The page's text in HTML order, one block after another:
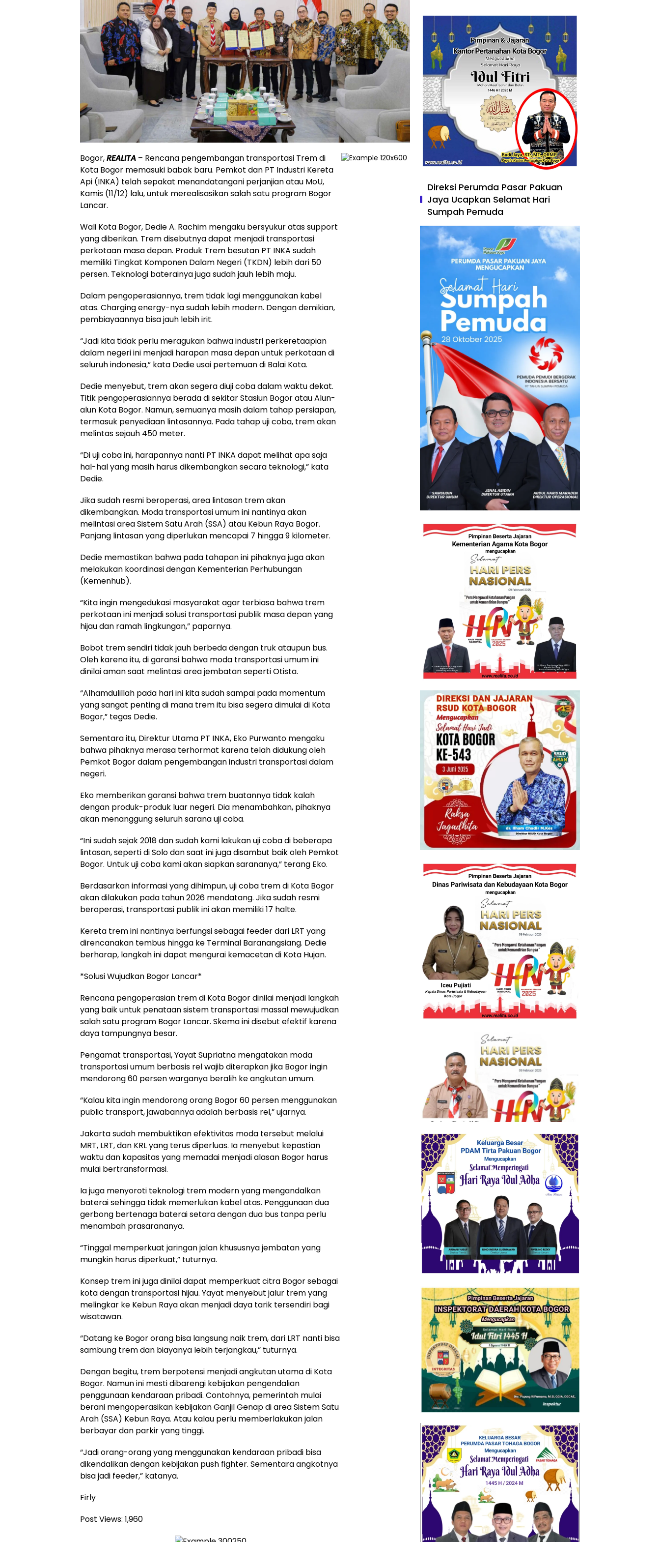
Bogor,REALITA – Rencana pengembangan transportasi Trem di
Kota Bogor memasuki babak baru. Pemkot dan PT Industri Kereta
Api (INKA) telah sepakat menandatangani perjanjian atau MoU,
Kamis (11/12) lalu, untuk merealisasikan salah satu program Bogor
Lancar.
Wali Kota Bogor, Dedie A. Rachim mengaku bersyukur atas support
yang diberikan. Trem disebutnya dapat menjadi transportasi
perkotaan masa depan. Produk Trem besutan PT INKA sudah
memiliki Tingkat Komponen Dalam Negeri (TKDN) lebih dari 50
persen. Teknologi baterainya juga sudah jauh lebih maju.
Dalam pengoperasiannya, trem tidak lagi menggunakan kabel
atas. Charging energy-nya sudah lebih modern. Dengan demikian,
pembiayaannya bisa jauh lebih irit.
“Jadi kita tidak perlu meragukan bahwa industri perkeretaapian
dalam negeri ini menjadi harapan masa depan untuk perkotaan di
seluruh indonesia,” kata Dedie usai pertemuan di Balai Kota.
Dedie menyebut, trem akan segera diuji coba dalam waktu dekat.
Titik pengoperasiannya berada di sekitar Stasiun Bogor atau Alun-
alun Kota Bogor. Namun, semuanya masih dalam tahap persiapan,
termasuk penyediaan lintasannya. Pada tahap uji coba, trem akan
melintas sejauh 450 meter.
“Di uji coba ini, harapannya nanti PT INKA dapat melihat apa saja
hal-hal yang masih harus dikembangkan secara teknologi,” kata
Dedie.
Jika sudah resmi beroperasi, area lintasan trem akan
dikembangkan. Moda transportasi umum ini nantinya akan
melintasi area Sistem Satu Arah (SSA) atau Kebun Raya Bogor.
Panjang lintasan yang diperlukan mencapai 7 hingga 9 kilometer.
Dedie memastikan bahwa pada tahapan ini pihaknya juga akan
melakukan koordinasi dengan Kementerian Perhubungan
(Kemenhub).
“Kita ingin mengedukasi masyarakat agar terbiasa bahwa trem
perkotaan ini menjadi solusi transportasi publik masa depan yang
hijau dan ramah lingkungan,” paparnya.
Bobot trem sendiri tidak jauh berbeda dengan truk ataupun bus.
Oleh karena itu, di garansi bahwa moda transportasi umum ini
dinilai aman saat melintasi area jembatan seperti Otista.
“Alhamdulillah pada hari ini kita sudah sampai pada momentum
yang sangat penting di mana trem itu bisa segera dimulai di Kota
Bogor,” tegas Dedie.
Sementara itu, Direktur Utama PT INKA, Eko Purwanto mengaku
bahwa pihaknya merasa terhormat karena telah didukung oleh
Pemkot Bogor dalam pengembangan industri transportasi dalam
negeri.
Eko memberikan garansi bahwa trem buatannya tidak kalah
dengan produk-produk luar negeri. Dia menambahkan, pihaknya
akan menanggung seluruh sarana uji coba.
“Ini sudah sejak 2018 dan sudah kami lakukan uji coba di beberapa
lintasan, seperti di Solo dan saat ini juga disambut baik oleh Pemkot
Bogor. Untuk uji coba kami akan siapkan sarananya,” terang Eko.
Berdasarkan informasi yang dihimpun, uji coba trem di Kota Bogor
akan dilakukan pada tahun 2026 mendatang. Jika sudah resmi
beroperasi, transportasi publik ini akan memiliki 17 halte.
Kereta trem ini nantinya berfungsi sebagai feeder dari LRT yang
direncanakan tembus hingga ke Terminal Baranangsiang. Dedie
berharap, langkah ini dapat mengurai kemacetan di Kota Hujan.
*Solusi Wujudkan Bogor Lancar*
Rencana pengoperasian trem di Kota Bogor dinilai menjadi langkah
yang baik untuk penataan sistem transportasi massal mewujudkan
salah satu program Bogor Lancar. Skema ini disebut efektif karena
daya tampungnya besar.
Pengamat transportasi, Yayat Supriatna mengatakan moda
transportasi umum berbasis rel wajib diterapkan jika Bogor ingin
mendorong 60 persen warganya beralih ke angkutan umum.
“Kalau kita ingin mendorong orang Bogor 60 persen menggunakan
public transport, jawabannya adalah berbasis rel,” ujarnya.
Jakarta sudah membuktikan efektivitas moda tersebut melalui
MRT, LRT, dan KRL yang terus diperluas. Ia menyebut kepastian
waktu dan kapasitas yang memadai menjadi alasan Bogor harus
mulai bertransformasi.
Ia juga menyoroti teknologi trem modern yang mengandalkan
baterai sehingga tidak memerlukan kabel atas. Penggunaan dua
gerbong bertenaga baterai setara dengan dua bus tanpa perlu
menambah prasarananya.
“Tinggal memperkuat jaringan jalan khususnya jembatan yang
mungkin harus diperkuat,” tuturnya.
Konsep trem ini juga dinilai dapat memperkuat citra Bogor sebagai
kota dengan transportasi hijau. Yayat menyebut jalur trem yang
melingkar ke Kebun Raya akan menjadi daya tarik tersendiri bagi
wisatawan.
“Datang ke Bogor orang bisa langsung naik trem, dari LRT nanti bisa
sambung trem dan biayanya lebih terjangkau,” tuturnya.
Dengan begitu, trem berpotensi menjadi angkutan utama di Kota
Bogor. Namun ini mesti dibarengi kebijakan pengendalian
penggunaan kendaraan pribadi. Contohnya, pemerintah mulai
berani mengoperasikan kebijakan Ganjil Genap di area Sistem Satu
Arah (SSA) Kebun Raya. Atau kalau perlu memberlakukan jalan
berbayar dan parkir yang tinggi.
“Jadi orang-orang yang menggunakan kendaraan pribadi bisa
dikendalikan dengan kebijakan push fighter. Sementara angkotnya
bisa jadi feeder,” katanya.
Firly
Post Views: 1,960
Direksi Perumda Pasar Pakuan
Jaya Ucapkan Selamat Hari
Sumpah Pemuda